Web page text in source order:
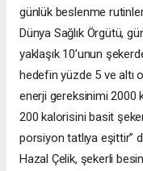
günlük beslenme
Dünya Sağlık Örgütü,
yaklaşık 10’unun
hedefin yüzde 5 ve altı
enerji gereksinimi 2000
200 kalorisini basit
porsiyon tatlıya eşittir”
Hazal Çelik, şekerli